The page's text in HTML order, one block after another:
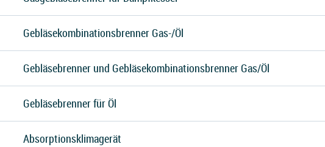
Gebläsekombinationsbrenner Gas-/Öl
Gebläsebrenner und Gebläsekombinationsbrenner Gas/Öl
Gebläsebrenner für Öl
Absorptionsklimagerät